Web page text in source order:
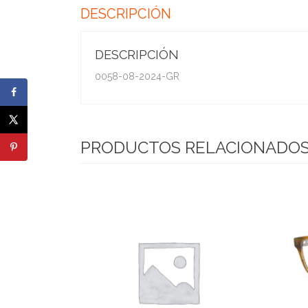
DESCRIPCIÓN
DESCRIPCIÓN
0058-08-2024-GR
PRODUCTOS